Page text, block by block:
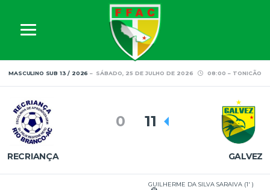
MASCULINO SUB 13 / 2026 SÁBADO, 25 DE JULHO DE 2026 08:00 TONICÃO
RECRIANÇA
0
GALVEZ
11
GUILHERME DA SILVA SARAIVA (1' )